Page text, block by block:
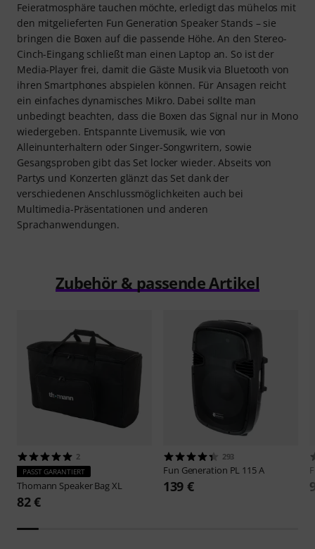
Feieratmosphäre tauchen möchte, erledigt das mühelos mit
den mitgelieferten Fun Generation Speaker Stands – sie
bringen die Boxen auf die passende Höhe. An den Stereo-
Cinch-Eingang schließt man einen Laptop an. So ist der
Media-Player frei, damit die Gäste Musik via Bluetooth von
ihren Smartphones abspielen können. Für Ansagen reicht
ein einfaches dynamisches Mikro. Dabei sollte man
unbedingt beachten, dass die Boxen das Signal nur in Mono
wiedergeben. Entspannte Livemusik, wie von
Alleinunterhaltern oder Singer-Songwritern, sowie
Gesangsproben gibt das Set locker wieder. Abseits von
Partys und Konzerten glänzt das Set dank der
verschiedenen Anschlussmöglichkeiten auch bei
Multimedia-Präsentationen und anderen
Sprachanwendungen.
Zubehör & passende Artikel
2
PASST GARANTIERT
Thomann Speaker Bag XL
82 €
293
Fun Generation PL 115 A
139 €